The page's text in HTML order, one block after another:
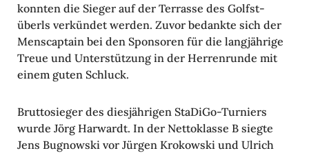
konnten die Sieger auf der Terrasse des Golf­st­
überls verkündet werden. Zuvor bedankte sich der
Mens­cap­tain bei den Spon­soren für die lang­jäh­rige
Treue und Unter­stüt­zung in der Herren­runde mit
einem guten Schluck.
Brut­to­sieger des dies­jäh­rigen StaDiGo-Turniers
wurde Jörg Harwardt. In der Netto­klasse B siegte
Jens Bugnowski vor Jürgen Krokowski und Ulrich